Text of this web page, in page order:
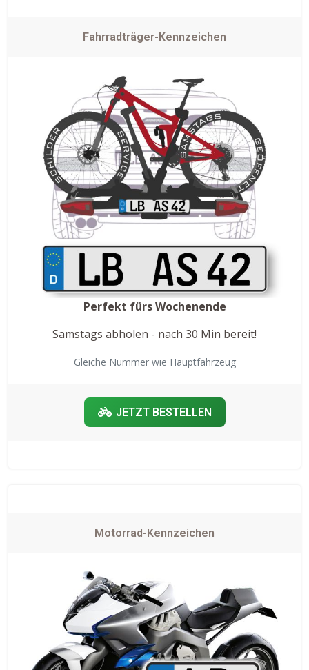
Fahrradträger-Kennzeichen
Perfekt fürs Wochenende
Samstags abholen - nach 30 Min bereit!
Gleiche Nummer wie Hauptfahrzeug
JETZT BESTELLEN
Motorrad-Kennzeichen